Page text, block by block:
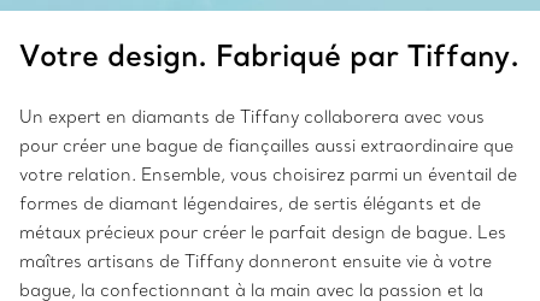
Votre design. Fabriqué par Tiffany.
Un expert en diamants de Tiffany collaborera avec vous
pour créer une bague de fiançailles aussi extraordinaire que
votre relation. Ensemble, vous choisirez parmi un éventail de
formes de diamant légendaires, de sertis élégants et de
métaux précieux pour créer le parfait design de bague. Les
maîtres artisans de Tiffany donneront ensuite vie à votre
bague, la confectionnant à la main avec la passion et la